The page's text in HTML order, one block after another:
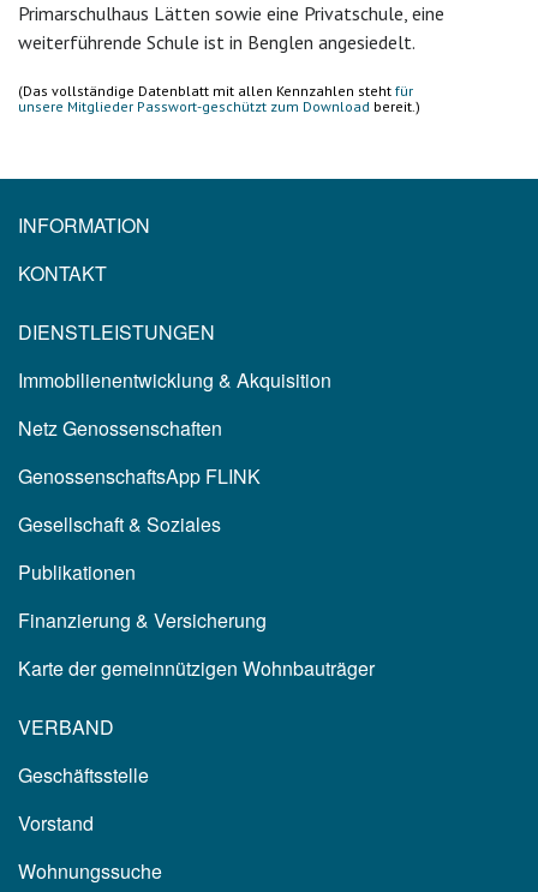
Primarschulhaus Lätten sowie eine Privatschule, eine
weiterführende Schule ist in Benglen angesiedelt.
(Das vollständige Datenblatt mit allen Kennzahlen steht für
unsere Mitglieder Passwort-geschützt zum Download bereit.)
INFORMATION
KONTAKT
DIENSTLEISTUNGEN
Immobilienentwicklung & Akquisition
Netz Genossenschaften
GenossenschaftsApp FLINK
Gesellschaft & Soziales
Publikationen
Finanzierung & Versicherung
Karte der gemeinnützigen Wohnbauträger
VERBAND
Geschäftsstelle
Vorstand
Wohnungssuche